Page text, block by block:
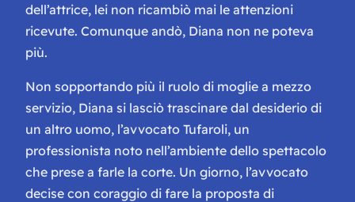
dell’attrice, lei non ricambiò mai le attenzioni
ricevute. Comunque andò, Diana non ne poteva
più.
Non sopportando più il ruolo di moglie a mezzo
servizio, Diana si lasciò trascinare dal desiderio di
un altro uomo, l’avvocato Tufaroli, un
professionista noto nell’ambiente dello spettacolo
che prese a farle la corte. Un giorno, l’avvocato
decise con coraggio di fare la proposta di